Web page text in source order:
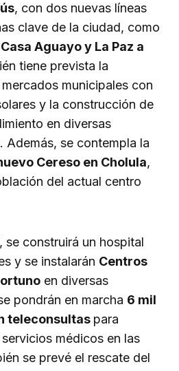
, con dos nuevas líneas
clave de la ciudad, como
Aguayo y La Paz a
tiene prevista la
municipales con
y la construcción de
en diversas
Además, se contempla la
Cereso en Cholula,
del actual centro
se construirá un hospital
y se instalarán Centros
en diversas
pondrán en marcha 6 mil
teleconsultas para
médicos en las
se prevé el rescate del